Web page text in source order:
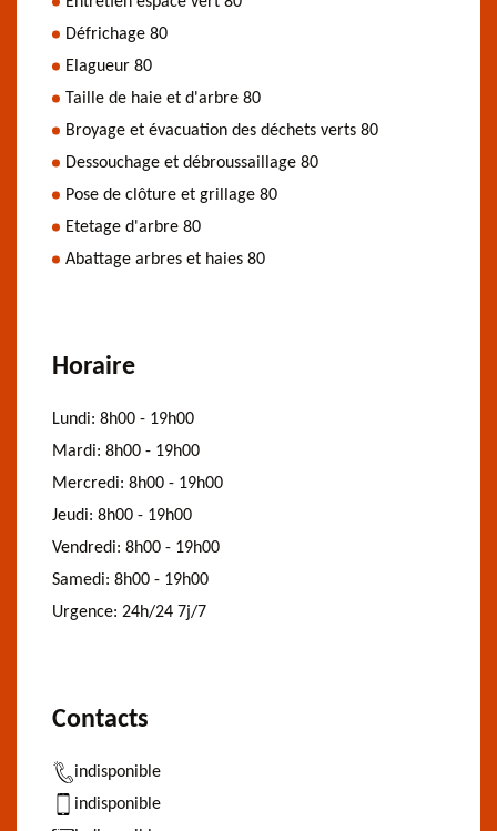
Défrichage 80
Elagueur 80
Taille de haie et d'arbre 80
Broyage et évacuation des déchets verts 80
Dessouchage et débroussaillage 80
Pose de clôture et grillage 80
Etetage d'arbre 80
Abattage arbres et haies 80
Horaire
Lundi: 8h00 - 19h00
Mardi: 8h00 - 19h00
Mercredi: 8h00 - 19h00
Jeudi: 8h00 - 19h00
Vendredi: 8h00 - 19h00
Samedi: 8h00 - 19h00
Urgence: 24h/24 7j/7
Contacts
indisponible
indisponible